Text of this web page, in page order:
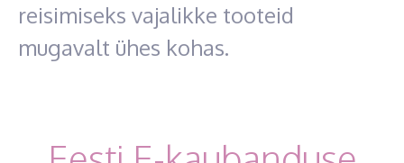
reisimiseks vajalikke tooteid
mugavalt ühes kohas.